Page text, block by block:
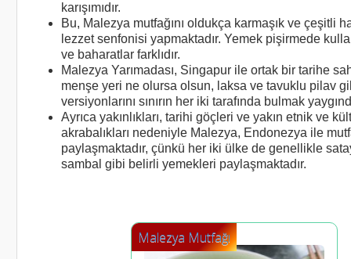
karışımıdır.
Bu, Malezya mutfağını oldukça karmaşık ve çeşitli
lezzet senfonisi yapmaktadır. Yemek pişirmede
ve baharatlar farklıdır.
Malezya Yarımadası, Singapur ile ortak bir tarihe
menşe yeri ne olursa olsun, laksa ve tavuklu pilav
versiyonlarını sınırın her iki tarafında bulmak
Ayrıca yakınlıkları, tarihi göçleri ve yakın etnik ve
akrabalıkları nedeniyle Malezya, Endonezya ile
paylaşmaktadır, çünkü her iki ülke de genellikle
sambal gibi belirli yemekleri paylaşmaktadır.
Malezya Mutfağı